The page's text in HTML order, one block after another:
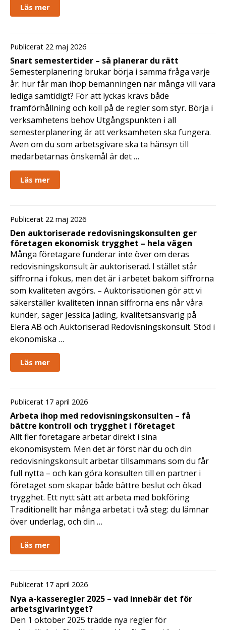
Läs mer
Publicerat 22 maj 2026
Snart semestertider – så planerar du rätt
Semesterplanering brukar börja i samma fråga varje
år: hur får man ihop bemanningen när många vill vara
lediga samtidigt? För att lyckas krävs både
framförhållning och koll på de regler som styr. Börja i
verksamhetens behov Utgångspunkten i all
semesterplanering är att verksamheten ska fungera.
Även om du som arbetsgivare ska ta hänsyn till
medarbetarnas önskemål är det …
Läs mer
Publicerat 22 maj 2026
Den auktoriserade redovisningskonsulten ger
företagen ekonomisk trygghet – hela vägen
Många företagare funderar inte över om deras
redovisningskonsult är auktoriserad. I stället står
siffrorna i fokus, men det är i arbetet bakom siffrorna
som kvaliteten avgörs. – Auktorisationen gör att vi
säkerställer kvaliteten innan siffrorna ens når våra
kunder, säger Jessica Jading, kvalitetsansvarig på
Elera AB och Auktoriserad Redovisningskonsult. Stöd i
ekonomiska …
Läs mer
Publicerat 17 april 2026
Arbeta ihop med redovisningskonsulten – få
bättre kontroll och trygghet i företaget
Allt fler företagare arbetar direkt i sina
ekonomisystem. Men det är först när du och din
redovisningskonsult arbetar tillsammans som du får
full nytta – och kan göra konsulten till en partner i
företaget som skapar både bättre beslut och ökad
trygghet. Ett nytt sätt att arbeta med bokföring
Traditionellt har många arbetat i två steg: du lämnar
över underlag, och din …
Läs mer
Publicerat 17 april 2026
Nya a-kasseregler 2025 – vad innebär det för
arbetsgivarintyget?
Den 1 oktober 2025 trädde nya regler för